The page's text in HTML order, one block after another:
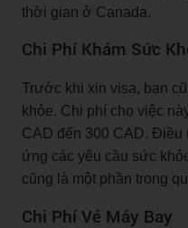
thời gian ở Canada.
Chi Phí Khám Sức
Trước khi xin visa, bạn
khỏe. Chi phí cho việc
CAD đến 300 CAD. Điều
ứng các yêu cầu sức
cũng là một phần trong
Chi Phí Vé Máy Bay